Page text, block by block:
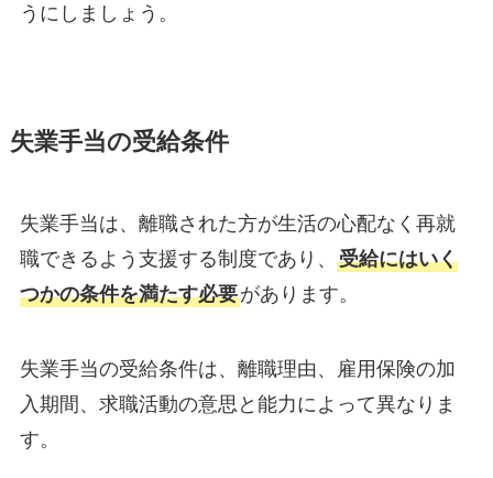
うにしましょう。
失業手当の受給条件
失業手当は、離職された方が生活の心配なく再就
職できるよう支援する制度であり、 受給にはいく
つかの条件を満たす必要があります。
失業手当の受給条件は、離職理由、雇用保険の加
入期間、求職活動の意思と能力によって異なりま
す。